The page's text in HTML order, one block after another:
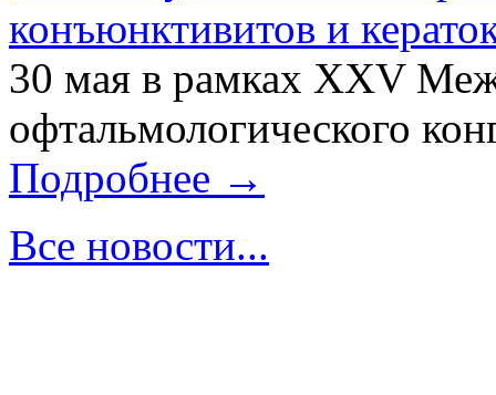
конъюнктивитов и
30 мая в рамках XXV
офтальмологического
Подробнее →
Все новости...